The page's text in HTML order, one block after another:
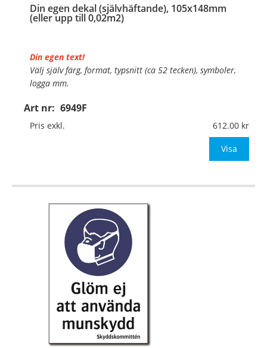
Din egen dekal (självhäftande), 105x148mm
(eller upp till 0,02m2)
Art nr: 6949F
Din egen text!
Välj själv färg, format, typsnitt (ca 52 tecken), symboler,
logga mm.
Material:Självhäftande folie
Mått:105x148mm (eller annat mått upp till 0,02m²)
Pris exkl. 612.00
Visa